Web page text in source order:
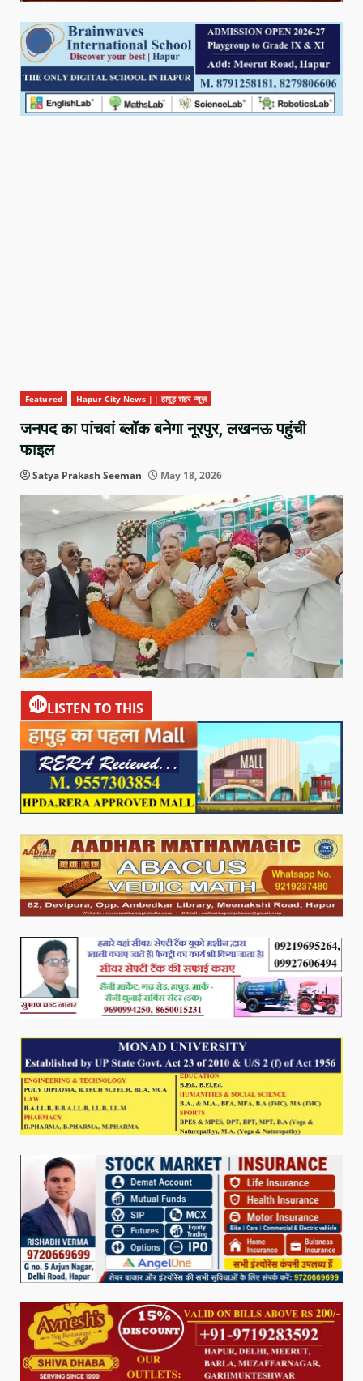
Featured Hapur City News || हापुड़ शहर न्यूज़
जनपद का पांचवां ब्लॉक बनेगा नूरपुर, लखनऊ पहुंची
फाइल
Satya Prakash Seeman May 18, 2026
LISTEN TO THIS